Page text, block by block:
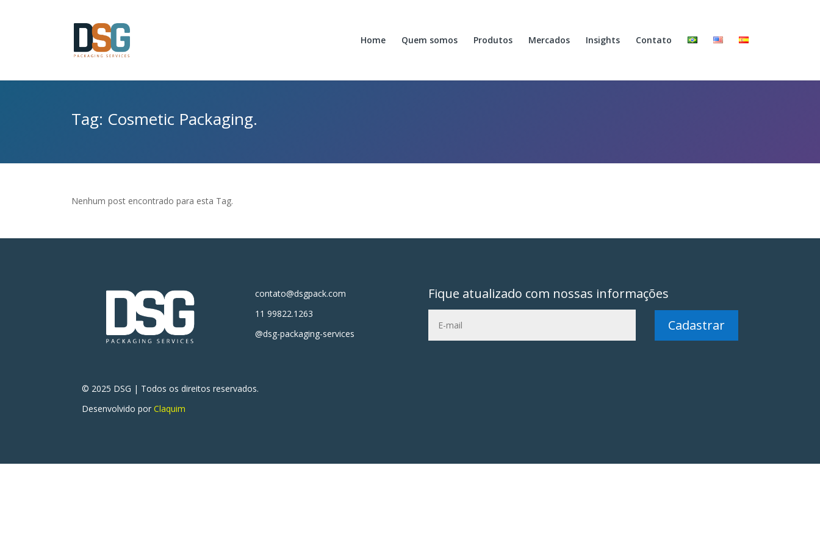
Home Quem somos Produtos Mercados Insights Contato
Tag: Cosmetic Packaging.
Nenhum post encontrado para esta Tag.
contato@dsgpack.com
11 99822.1263
@dsg-packaging-services
Fique atualizado com nossas informações
Cadastrar
© 2025 DSG | Todos os direitos reservados.
Desenvolvido porClaquim